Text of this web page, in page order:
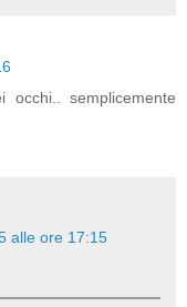
semplicemente
alle ore 17:15